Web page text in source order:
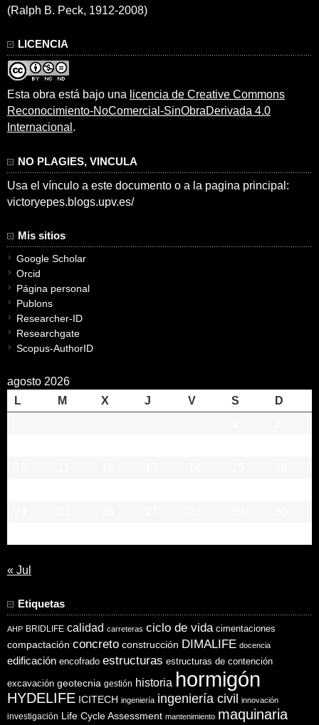
(Ralph B. Peck, 1912-2008)
LICENCIA
Esta obra está bajo una licencia de Creative Commons
Reconocimiento-NoComercial-SinObraDerivada 4.0
Internacional .
NO PLAGIES, VINCULA
Usa el vínculo a este documento o a la pagina principal:
victoryepes.blogs.upv.es/
Mis sitios
Google Scholar
Orcid
Página personal
Publons
Researcher-ID
Researchgate
Scopus-AuthorID
agosto 2026
L
M X J V S
D
« Jul
Etiquetas
AHP BRIDLIFE calidad carreteras ciclo de vida cimentaciones
compactación concreto construcción DIMALIFE docencia
edificación encofrado estructuras estructuras de contención
excavación geotecnia gestión historia hormigón
HYDELIFE ICITECH ingeniería ingeniería civil innovación
investigación Life Cycle Assessment mantenimiento maquinaria